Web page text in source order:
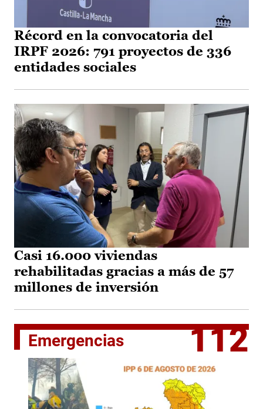
Récord en la convocatoria del
IRPF 2026: 791 proyectos de 336
entidades sociales
Casi 16.000 viviendas
rehabilitadas gracias a más de 57
millones de inversión
Emergencias 112